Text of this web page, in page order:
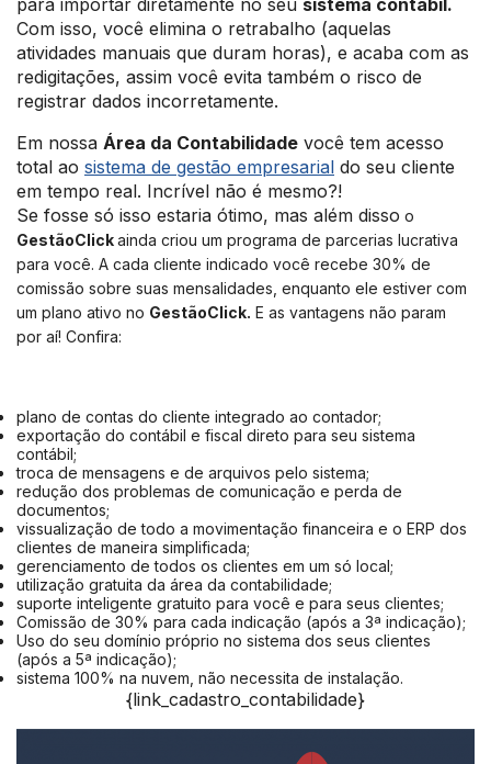
para importar diretamente no seu sistema contábil.
Com isso, você elimina o retrabalho (aquelas
atividades manuais que duram horas), e acaba com as
redigitações, assim você evita também o risco de
registrar dados incorretamente.
Em nossa Área da Contabilidade você tem acesso
total ao sistema de gestão empresarial do seu cliente
em tempo real. Incrível não é mesmo?!
Se fosse só isso estaria ótimo, mas além disso o
GestãoClickainda criou um programa de parcerias lucrativa
para você. A cada cliente indicado você recebe 30% de
comissão sobre suas mensalidades, enquanto ele estiver com
um plano ativo no GestãoClick. E as vantagens não param
por aí! Confira:
plano de contas do cliente integrado ao contador;
exportação do contábil e fiscal direto para seu sistema
contábil;
troca de mensagens e de arquivos pelo sistema;
redução dos problemas de comunicação e perda de
documentos;
vissualização de todo a movimentação financeira e o ERP dos
clientes de maneira simplificada;
gerenciamento de todos os clientes em um só local;
utilização gratuita da área da contabilidade;
suporte inteligente gratuito para você e para seus clientes;
Comissão de 30% para cada indicação (após a 3ª indicação);
Uso do seu domínio próprio no sistema dos seus clientes
(após a 5ª indicação);
sistema 100% na nuvem, não necessita de instalação.
{link_cadastro_contabilidade}